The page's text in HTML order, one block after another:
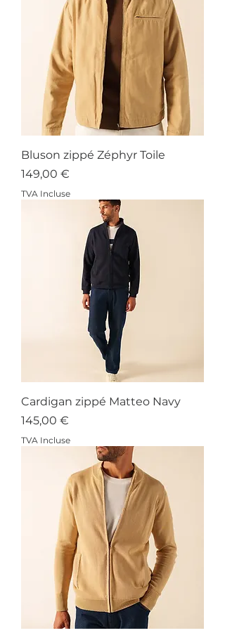
Bluson zippé Zéphyr Toile
Prix
149,00 €
TVA Incluse
Cardigan zippé Matteo Navy
Prix
145,00 €
TVA Incluse